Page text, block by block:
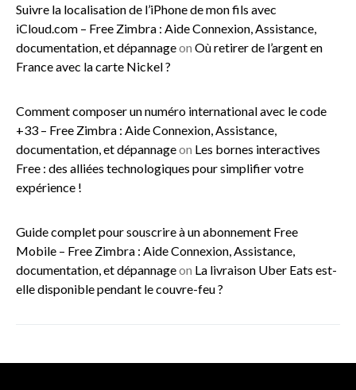
Suivre la localisation de l’iPhone de mon fils avec
iCloud.com – Free Zimbra : Aide Connexion, Assistance,
documentation, et dépannageon Où retirer de l’argent en
France avec la carte Nickel ?
Comment composer un numéro international avec le code
+33 – Free Zimbra : Aide Connexion, Assistance,
documentation, et dépannageon Les bornes interactives
Free : des alliées technologiques pour simplifier votre
expérience !
Guide complet pour souscrire à un abonnement Free
Mobile – Free Zimbra : Aide Connexion, Assistance,
documentation, et dépannageon La livraison Uber Eats est-
elle disponible pendant le couvre-feu ?